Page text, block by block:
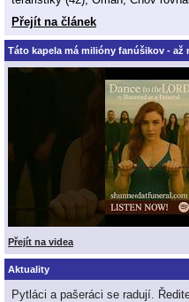
Přejít na článek
Táto kapela má milióny fanúšikov - až
Přejít na videa
Aktuality
Pytláci a pašeráci se radují.